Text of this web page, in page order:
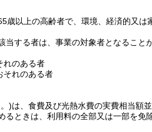
以上の高齢者で、環境、経済的又は
当する者は、事業の対象者となること
れのある者
それのある者
)は、食費及び光熱水費の実費相当額
ときは、利用料の全部又は一部を免